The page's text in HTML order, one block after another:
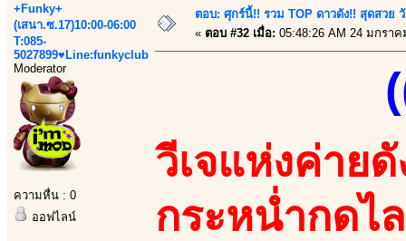
+Funky+
(เสนา.ซ.17)10:00-06:00
T:085-
5027899♥Line:funkyclub
Moderator
ความหื่น : 0
ออฟไลน์
ตอบ: ศุกร์นี้!! รวม TOP ดาวดัง!! สุดสวย
« ตอบ #32 เมื่อ: 05:48:26 AM 24 มกราค
วีเจแห่งค่าย
กระหน่ำกดไ